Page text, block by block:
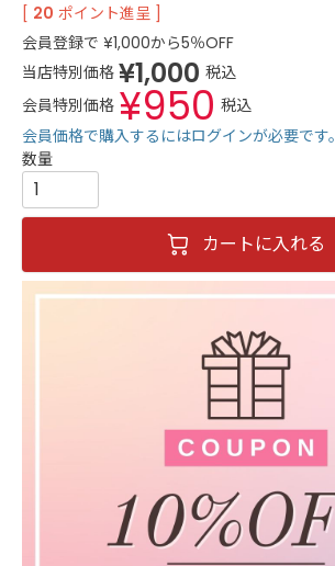
[ 20 ポイント進呈 ]
会員登録で ¥1,000から5％OFF
当店特別価格 ¥1,000 税込
会員特別価格 ¥950 税込
会員価格で購入するにはログインが必要です。
カートに入れる